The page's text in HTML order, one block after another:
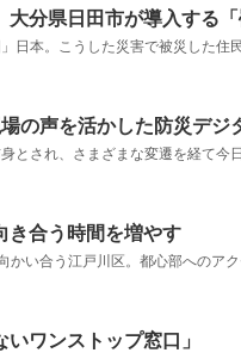
分県日田市が導入する
本。こうした災害で被災した
声を活かした防災デジ
され、さまざまな変遷を経て
合う時間を増やす
い合う江戸川区。都心部へのア
ワンストップ窓口」